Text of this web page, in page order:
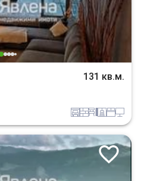
131 кв.м.
garajtuhlaobzavejdne_4 sanitarno_pomeshtenie spalniatehnika